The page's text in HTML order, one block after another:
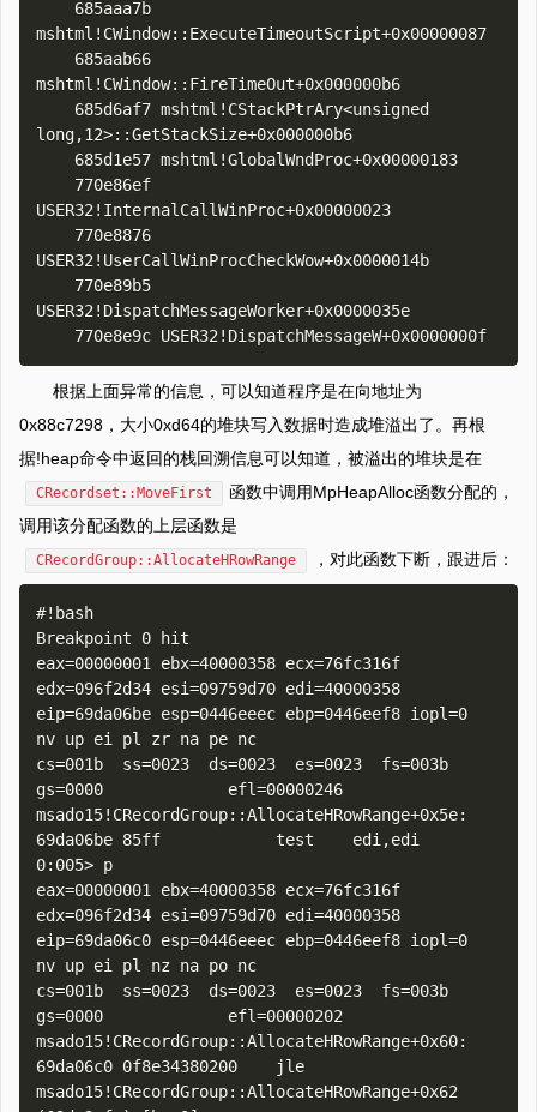
mshtml!CWindow::ExecuteTimeoutScript+0x00000087
mshtml!CWindow::FireTimeOut+0x000000b6
long,12>::GetStackSize+0x000000b6
USER32!InternalCallWinProc+0x00000023
USER32!UserCallWinProcCheckWow+0x0000014b
USER32!DispatchMessageWorker+0x0000035e
根据上面异常的信息，可以知道程序是在向地址为
0x88c7298，大小0xd64的堆块写入数据时造成堆溢出了。再根
据!heap命令中返回的栈回溯信息可以知道，被溢出的堆块是在
CRecordset::MoveFirst
函数中调用MpHeapAlloc函数分配的，
调用该分配函数的上层函数是
CRecordGroup::AllocateHRowRange ，对此函数下断，跟进后：
#!bash
Breakpoint 0 hit
eax=00000001 ebx=40000358 ecx=76fc316f
edx=096f2d34 esi=09759d70 edi=40000358
eip=69da06be esp=0446eeec ebp=0446eef8 iopl=0
nv up ei pl zr na pe nc
cs=001b  ss=0023  ds=0023  es=0023  fs=003b
gs=0000             efl=00000246
msado15!CRecordGroup::AllocateHRowRange+0x5e:
69da06be 85ff            test    edi,edi
0:005> p
eax=00000001 ebx=40000358 ecx=76fc316f
edx=096f2d34 esi=09759d70 edi=40000358
eip=69da06c0 esp=0446eeec ebp=0446eef8 iopl=0
nv up ei pl nz na po nc
cs=001b  ss=0023  ds=0023  es=0023  fs=003b
gs=0000             efl=00000202
msado15!CRecordGroup::AllocateHRowRange+0x60:
69da06c0 0f8e34380200    jle
msado15!CRecordGroup::AllocateHRowRange+0x62